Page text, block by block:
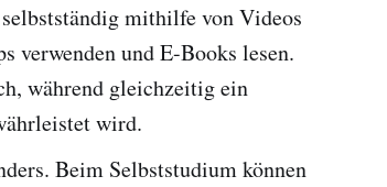
mithilfe von Videos
verwenden und E-Books lesen.
während gleichzeitig ein
wird.
Beim Selbststudium können